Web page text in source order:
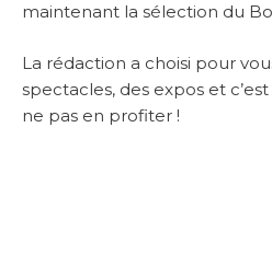
maintenant la sélection du
La rédaction a choisi pour
spectacles, des expos et
ne pas en profiter !